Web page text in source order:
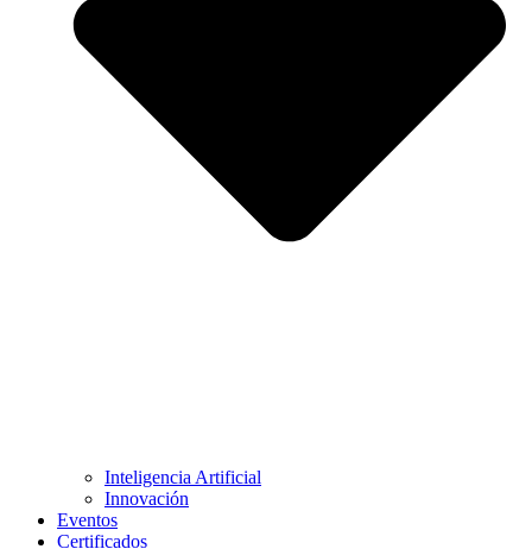
Inteligencia Artificial
Innovación
Eventos
Certificados